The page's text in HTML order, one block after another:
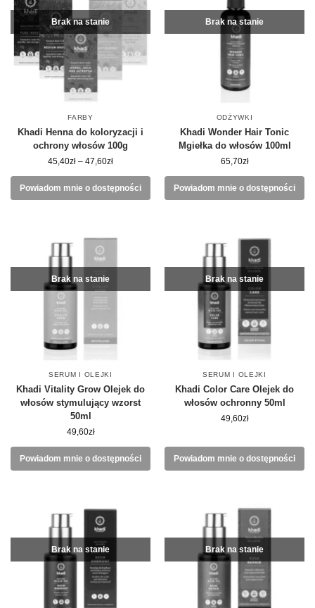
Brak na stanie
FARBY
Khadi Henna do koloryzacji i
ochrony włosów 100g
45,40zł – 47,60zł
Powiadom mnie o dostępności
Brak na stanie
ODŻYWKI
Khadi Wonder Hair Tonic
Mgiełka do włosów 100ml
65,70zł
Powiadom mnie o dostępności
Brak na stanie
SERUM I OLEJKI
Khadi Vitality Grow Olejek do
włosów stymulujący wzorst
50ml
49,60zł
Powiadom mnie o dostępności
Brak na stanie
SERUM I OLEJKI
Khadi Color Care Olejek do
włosów ochronny 50ml
49,60zł
Powiadom mnie o dostępności
Brak na stanie Brak na stanie